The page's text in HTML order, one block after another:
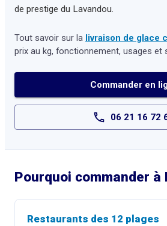
de prestige du Lavandou.
Tout savoir sur la livraison de glace
prix au kg, fonctionnement, usages et
Commander en
06 21 16 72
Pourquoi commander à
Restaurants des 12 plages